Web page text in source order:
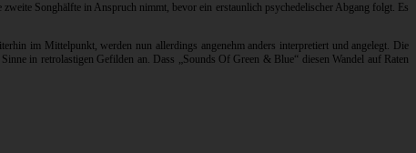
Songhälfte in Anspruch nimmt, bevor ein erstaunlich psychedelischer Abgang folgt. Es
im Mittelpunkt, werden nun allerdings angenehm anders interpretiert und angelegt. Die
in retrolastigen Gefilden an. Dass „Sounds Of Green & Blue“ diesen Wandel auf Raten